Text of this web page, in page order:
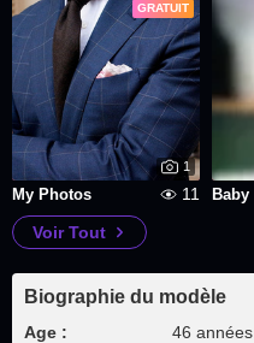
GRATUIT
1
My Photos 11 Baby
Voir Tout
Biographie du modèle
Age : 46 années